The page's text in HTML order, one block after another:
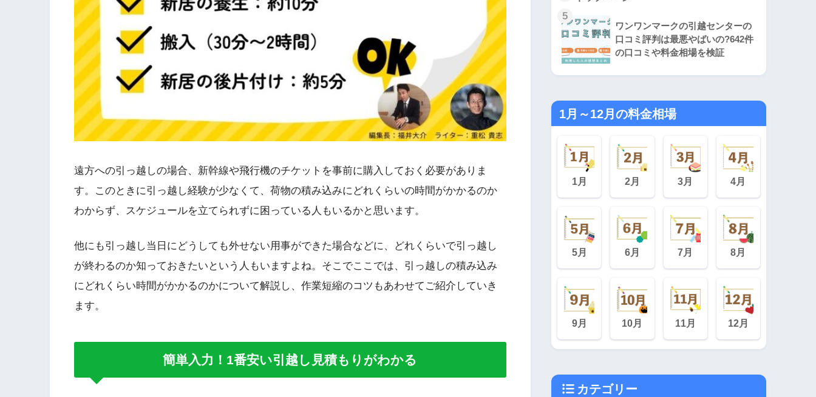
遠方への引っ越しの場合、新幹線や飛行機のチケットを事前に購入しておく必要がありま
す。このときに引っ越し経験が少なくて、荷物の積み込みにどれくらいの時間がかかるのか
わからず、スケジュールを立てられずに困っている人もいるかと思います。
他にも引っ越し当日にどうしても外せない用事ができた場合などに、どれくらいで引っ越し
が終わるのか知っておきたいという人もいますよね。そこでここでは、引っ越しの積み込み
にどれくらい時間がかかるのかについて解説し、作業短縮のコツもあわせてご紹介していき
ます。
簡単入力！1番安い引越し見積もりがわかる
5
ワンワンマークの引越センターの
口コミ評判は最悪やばいの?642件
の口コミや料金相場を検証
1月～12月の料金相場
1月 2月 3月 4月
5月 6月 7月 8月
9月 10月 11月 12月
カテゴリー